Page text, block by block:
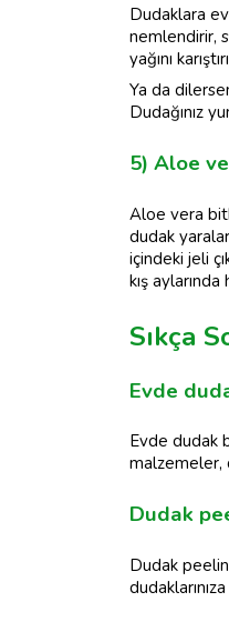
Dudaklara
nemlendirir,
yağını
Ya da
Dudağınız
5) Aloe
Aloe vera
dudak
içindeki jeli
kış
Sıkça
Evde
Evde dudak
malzemeler,
Dudak
Dudak